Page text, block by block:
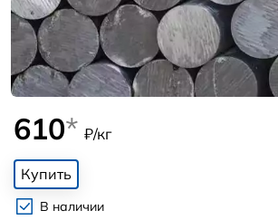
610* ₽/кг
Купить
В наличии